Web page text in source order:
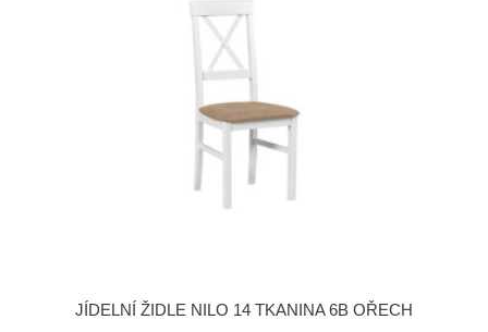
JÍDELNÍ ŽIDLE NILO 14 TKANINA 6B OŘECH